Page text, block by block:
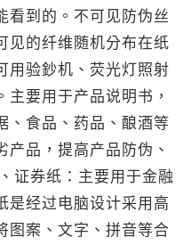
看到的。不可见防伪丝
见的纤维随机分布在纸
用验鈔机、荧光灯照射
要用于产品说明书，
、食品、药品、酿酒等
品，提高产品防伪、
证券纸：主要用于金融
是经过电脑设计采用高
图案、文字、拼音等合